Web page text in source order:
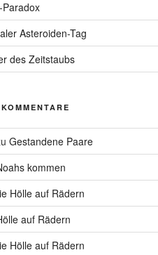
Asteroiden-Tag
des Zeitstaubs
Gestandene Paare
kommen
Hölle auf Rädern
auf Rädern
Hölle auf Rädern